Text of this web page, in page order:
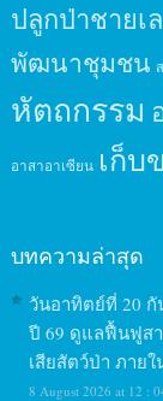
ปลูกป่าชายเ
พัฒนาชุมชน
หัตถกรรม
อาสาอาเซียน เก็บ
บทความล่าสุด
วันอาทิตย์ที่ 20 กั
ปี 69 ดูแลฟื้นฟูส
เสียสัตว์ป่า ภาย
8 August 2026 at 12 :